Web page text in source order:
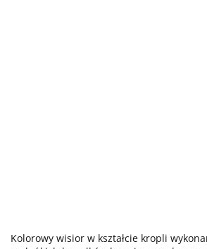
Kolorowy wisior w kształcie kropli